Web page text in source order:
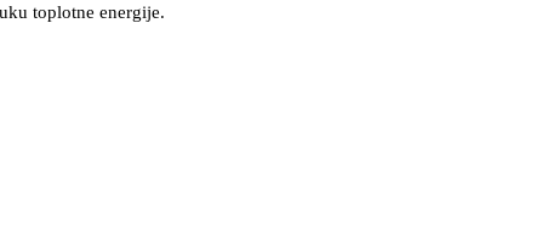
toplotne energije.